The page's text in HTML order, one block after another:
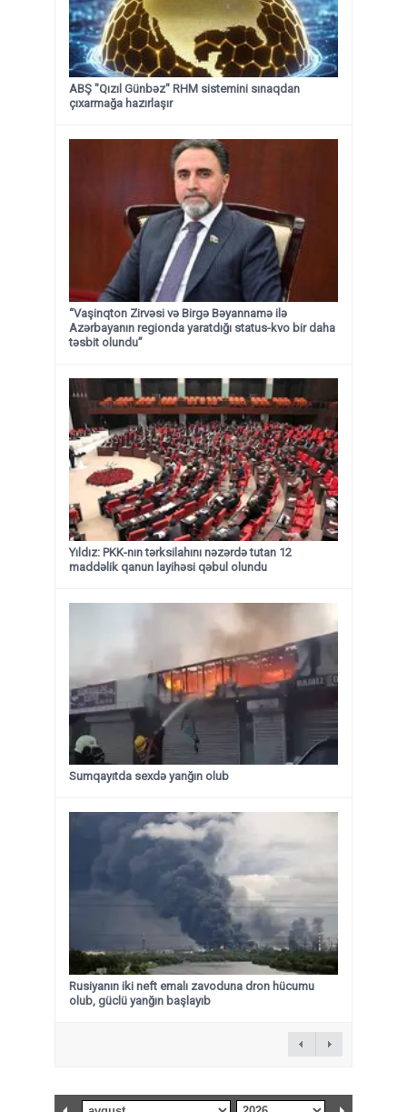
ABŞ "Qızıl Günbəz" RHM sistemini sınaqdan
çıxarmağa hazırlaşır
“Vaşinqton Zirvəsi və Birgə Bəyannamə ilə
Azərbayanın regionda yaratdığı status-kvo bir daha
təsbit olundu”
Yıldız: PKK-nın tərksilahını nəzərdə tutan 12
maddəlik qanun layihəsi qəbul olundu ​​​​​​​
Sumqayıtda sexdə yanğın olub
Rusiyanın iki neft emalı zavoduna dron hücumu
olub, güclü yanğın başlayıb